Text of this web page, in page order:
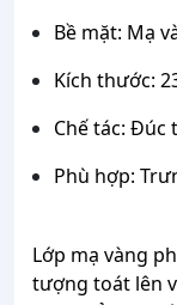
Bề mặt: Mạ
Kích thước:
Chế tác:
Phù hợp:
Lớp mạ vàng
tượng toát lên